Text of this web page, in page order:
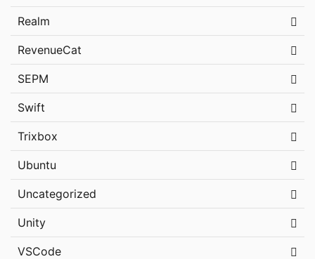
Realm
RevenueCat
SEPM
Swift
Trixbox
Ubuntu
Uncategorized
Unity
VSCode